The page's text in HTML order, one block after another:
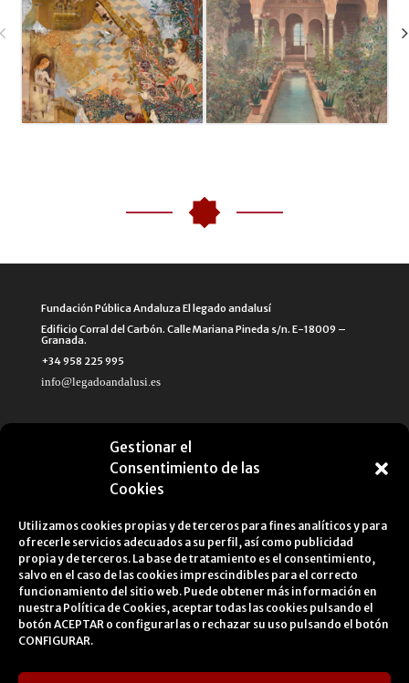
Gestionar el
Consentimiento de las
Cookies
Utilizamos cookies propias y de terceros para fines analíticos y para
ofrecerle servicios adecuados a su perfil, así como publicidad
propia y de terceros. La base de tratamiento es el consentimiento,
salvo en el caso de las cookies imprescindibles para el correcto
funcionamiento del sitio web. Puede obtener más información en
nuestra Política de Cookies, aceptar todas las cookies pulsando el
botón ACEPTAR o configurarlas o rechazar su uso pulsando el botón
CONFIGURAR.
Fundación Pública Andaluza El legado andalusí
Edificio Corral del Carbón. Calle Mariana Pineda s/n. E-18009 –
Granada.
+34 958 225 995
info@legadoandalusi.es